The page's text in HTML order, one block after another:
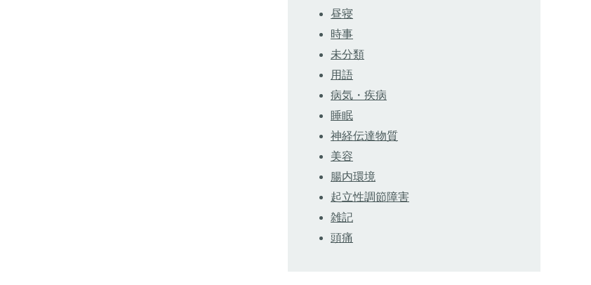
昼寝
時事
未分類
用語
病気・疾病
睡眠
神経伝達物質
美容
腸内環境
起立性調節障害
雑記
頭痛